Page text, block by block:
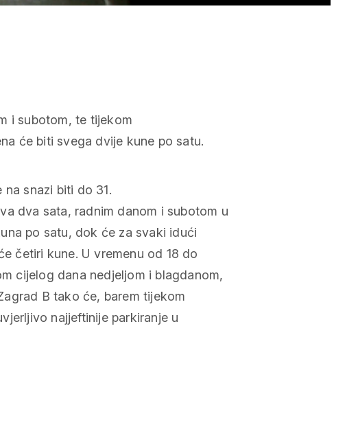
i subotom, te tijekom
će biti svega dvije kune po satu.
snazi biti do 31.
dva sata, radnim danom i subotom u
po satu, dok će za svaki idući
četiri kune. U vremenu od 18 do
cijelog dana nedjeljom i blagdanom,
B tako će, barem tijekom
najjeftinije parkiranje u